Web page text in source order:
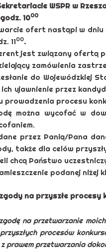
WSPR w
1000
ofert nastąpi w dniu
1100.
jest związany ofertą
zamówienia
do Wojewódzkiej
ich ujawnienie przez
prowadzenia procesu
można wycofać w
przez Panią/Pana
także dla celów
chcą Państwo
podanej niżej
na przyszłe procesy
na przetwarzanie
procesów
prawem przetwarzania